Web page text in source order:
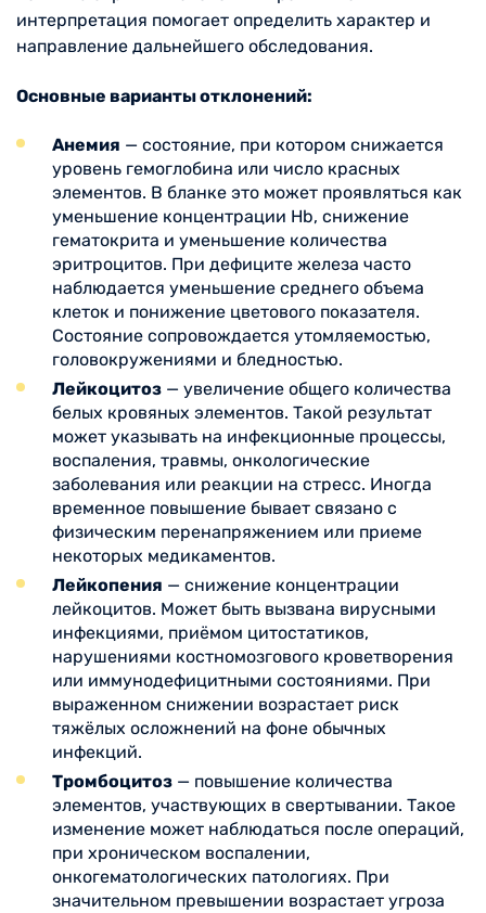
интерпретация помогает определить характер и
направление дальнейшего обследования.
Основные варианты отклонений:
Анемия — состояние, при котором снижается
уровень гемоглобина или число красных
элементов. В бланке это может проявляться как
уменьшение концентрации Hb, снижение
гематокрита и уменьшение количества
эритроцитов. При дефиците железа часто
наблюдается уменьшение среднего объема
клеток и понижение цветового показателя.
Состояние сопровождается утомляемостью,
головокружениями и бледностью.
Лейкоцитоз — увеличение общего количества
белых кровяных элементов. Такой результат
может указывать на инфекционные процессы,
воспаления, травмы, онкологические
заболевания или реакции на стресс. Иногда
временное повышение бывает связано с
физическим перенапряжением или приеме
некоторых медикаментов.
Лейкопения — снижение концентрации
лейкоцитов. Может быть вызвана вирусными
инфекциями, приёмом цитостатиков,
нарушениями костномозгового кроветворения
или иммунодефицитными состояниями. При
выраженном снижении возрастает риск
тяжёлых осложнений на фоне обычных
инфекций.
Тромбоцитоз — повышение количества
элементов, участвующих в свертывании. Такое
изменение может наблюдаться после операций,
при хроническом воспалении,
онкогематологических патологиях. При
значительном превышении возрастает угроза